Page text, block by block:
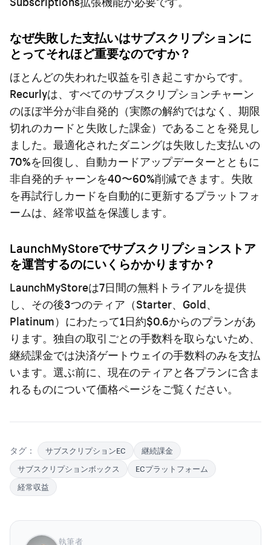
なぜ失敗した支払いはサブスクリプションに
とってそれほど重要なのですか？
ほとんどの失われた収益を引き起こすからです。
Recurlyは、すべてのサブスクリプションチャーン
のほぼ半分が非自発的（実際の解約ではなく、期限
切れのカードと失敗した課金）であることを発見し
ました。最適化されたダニングは失敗した支払いの
70%を回復し、自動カードアップデーターとともに
非自発的チャーンを40〜60%削減できます。失敗
を再試行しカードを自動的に更新するプラットフォ
ームは、経常収益を保護します。
LaunchMyStoreでサブスクリプションストア
を運営するのにいくらかかりますか？
LaunchMyStoreは7日間の無料トライアルを提供
し、その後3つのティア（Starter、Gold、
Platinum）にわたって1日約$0.6からのプランがあ
ります。独自の取引ごとの手数料を取らないため、
継続課金では決済ゲートウェイの手数料のみを支払
います。選ぶ前に、現在のティアと各プランに含ま
れるものについて価格ページをご覧ください。
タグ： サブスクリプションEC
継続課金
サブスクリプションボックス
ECプラットフォーム
経常収益
執筆者